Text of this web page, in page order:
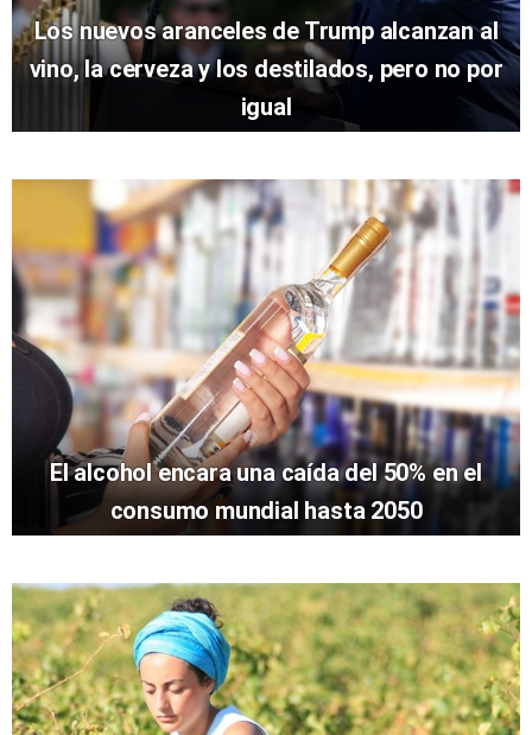
Los nuevos aranceles de Trump alcanzan al
vino, la cerveza y los destilados, pero no por
igual
El alcohol encara una caída del 50% en el
consumo mundial hasta 2050